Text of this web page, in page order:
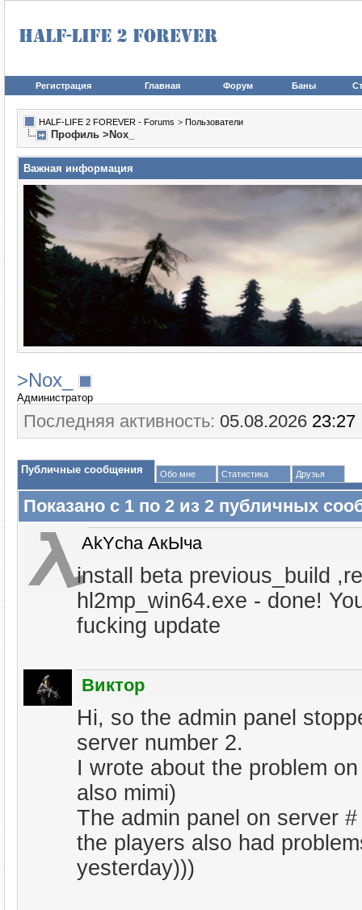
Регистрация Главная Форум Баны
HALF-LIFE 2 FOREVER - Forums > Пользователи
Профиль >Nox_
Важная информация
>Nox_
Администратор
Последняя активность: 05.08.2026 23:27
Публичные сообщения Обо мне Статистика Друзья
Показано с 1 по 2 из 2 публичных
AkYcha АкЫча
install beta previous_build
hl2mp_win64.exe - done!
fucking update
Виктор
Hi, so the admin panel
server number 2.
I wrote about the problem
also mimi)
The admin panel on server
the players also had
yesterday)))